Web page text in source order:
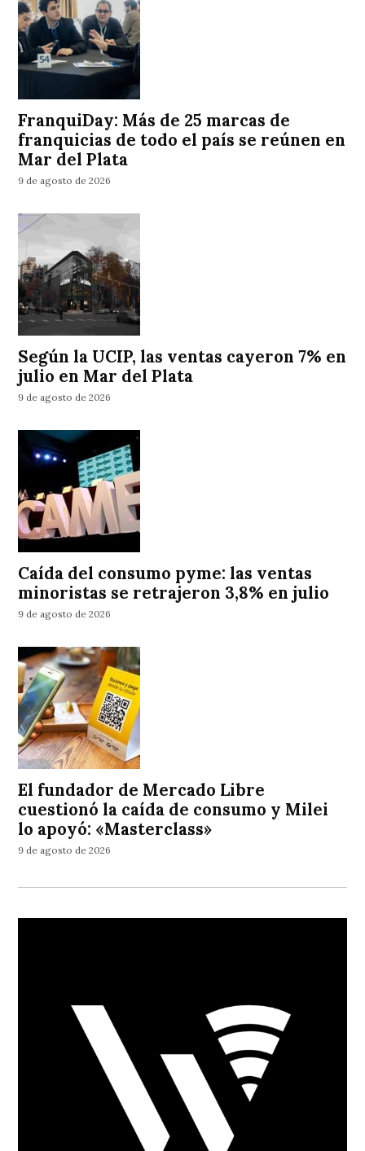
FranquiDay: Más de 25 marcas de
franquicias de todo el país se reúnen en
Mar del Plata
9 de agosto de 2026
Según la UCIP, las ventas cayeron 7% en
julio en Mar del Plata
9 de agosto de 2026
Caída del consumo pyme: las ventas
minoristas se retrajeron 3,8% en julio
9 de agosto de 2026
El fundador de Mercado Libre
cuestionó la caída de consumo y Milei
lo apoyó: «Masterclass»
9 de agosto de 2026